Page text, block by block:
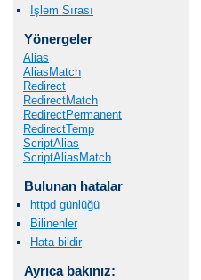
İşlem Sırası
Yönergeler
Alias
AliasMatch
Redirect
RedirectMatch
RedirectPermanent
RedirectTemp
ScriptAlias
ScriptAliasMatch
Bulunan hatalar
httpd günlüğü
Bilinenler
Hata bildir
Ayrıca bakınız: